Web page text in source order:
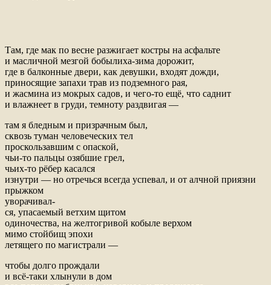
Там, где мак по весне разжигает костры на асфальте
и масличной мезгой бобылиха-зима дорожит,
где в балконные двери, как девушки, входят дожди,
приносящие запахи трав из подземного рая,
и жасмина из мокрых садов, и чего-то ещё, что саднит
и влажнеет в груди, темноту раздвигая —
там я бледным и призрачным был,
сквозь туман человеческих тел
проскользавшим с опаской,
чьи-то пальцы озябшие грел,
чьих-то рёбер касался
изнутри — но отречься всегда успевал, и от алчной приязни
прыжком
уворачивал-
ся, упасаемый ветхим щитом
одиночества, на желтогривой кобыле верхом
мимо стойбищ эпохи
летящего по магистрали —
чтобы долго прождали
и всё-таки хлынули в дом